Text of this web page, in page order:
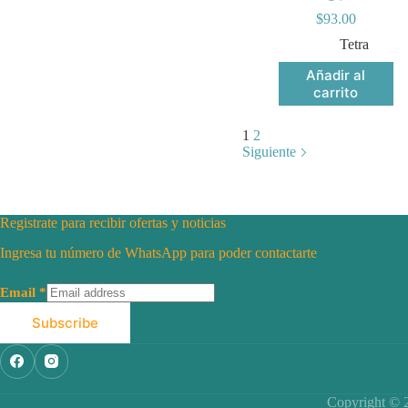
$93.00
Tetra
Añadir al
carrito
1 2
Siguiente
Registrate para recibir ofertas y noticias
Ingresa tu número de WhatsApp para poder contactarte
Email *
Subscribe
Copyright ©